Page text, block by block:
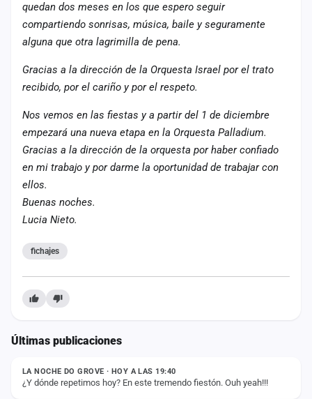
quedan dos meses en los que espero seguir
compartiendo sonrisas, música, baile y seguramente
alguna que otra lagrimilla de pena.
Gracias a la dirección de la Orquesta Israel por el trato
recibido, por el cariño y por el respeto.
Nos vemos en las fiestas y a partir del 1 de diciembre
empezará una nueva etapa en la Orquesta Palladium.
Gracias a la dirección de la orquesta por haber confiado
en mi trabajo y por darme la oportunidad de trabajar con
ellos.
Buenas noches.
Lucia Nieto.
fichajes
Últimas publicaciones
ESTADO
LA NOCHE DO GROVE · HOY A LAS 19:40
¿Y dónde repetimos hoy? En este tremendo fiestón. Ouh yeah!!!
ESTADO